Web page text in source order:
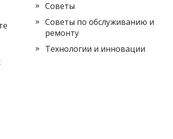
Советы
Советы по обслуживанию и
ремонту
Технологии и инновации